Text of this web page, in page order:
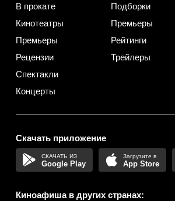
В прокате
Кинотеатры
Премьеры
Рецензии
Спектакли
Концерты
Подборки
Премьеры
Рейтинги
Трейлеры
Скачать приложение
Google Play App Store
Киноафиша в других странах: